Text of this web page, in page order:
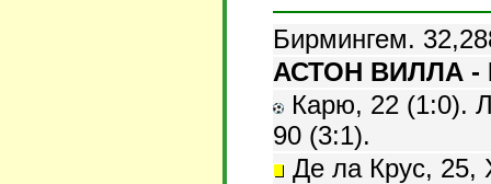
Бирмингем.
АСТОН ВИЛЛА -
Карю, 22 (1:0).
90 (3:1).
Де ла Крус, 25,